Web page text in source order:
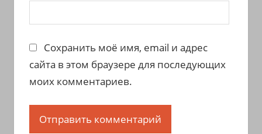
Сохранить моё имя, email и адрес
сайта в этом браузере для последующих
моих комментариев.